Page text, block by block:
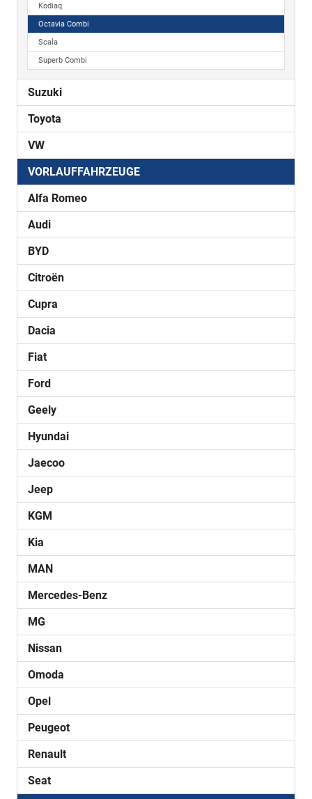
Kodiaq
Octavia Combi
Scala
Superb Combi
Suzuki
Toyota
VW
VORLAUFFAHRZEUGE
Alfa Romeo
Audi
BYD
Citroën
Cupra
Dacia
Fiat
Ford
Geely
Hyundai
Jaecoo
Jeep
KGM
Kia
MAN
Mercedes-Benz
MG
Nissan
Omoda
Opel
Peugeot
Renault
Seat